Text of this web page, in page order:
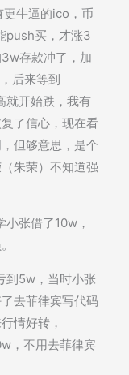
牛逼的ico，币
push买，才涨3
存款冲了，加
后来等到
就开始跌，我有
了信心，现在看
但够意思，是个
朱荣）不知道强
张借了10w，
到5w，当时小张
去菲律宾写代码
情好转，
，不用去菲律宾